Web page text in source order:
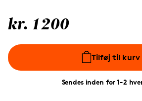
kr. 1200
Tilføj til kurv
Sendes inden for 1-2